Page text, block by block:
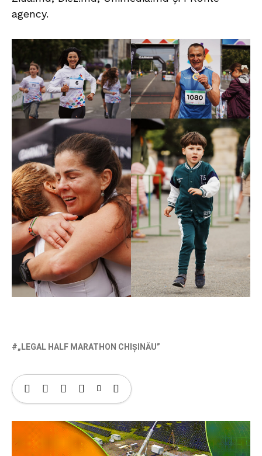
agency.
„LEGAL HALF MARATHON CHIȘINĂU”